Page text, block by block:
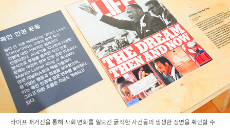
라이프 매거진을 통해 사회 변화를 일으킨 굵직한 사건들의 생생한 장면을 확인할 수